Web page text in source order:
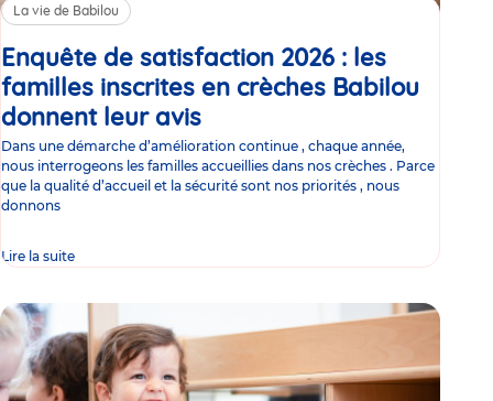
La vie de Babilou
Enquête de satisfaction 2026 : les
familles inscrites en crèches Babilou
donnent leur avis
Dans une démarche d’amélioration continue , chaque année,
nous interrogeons les familles accueillies dans nos crèches . Parce
que la qualité d’accueil et la sécurité sont nos priorités , nous
donnons
Lire la suite